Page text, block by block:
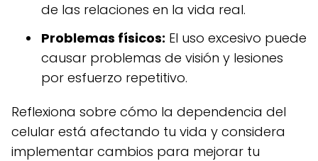
de las relaciones en la vida real.
Problemas físicos: El uso excesivo puede
causar problemas de visión y lesiones
por esfuerzo repetitivo.
Reflexiona sobre cómo la dependencia del
celular está afectando tu vida y considera
implementar cambios para mejorar tu